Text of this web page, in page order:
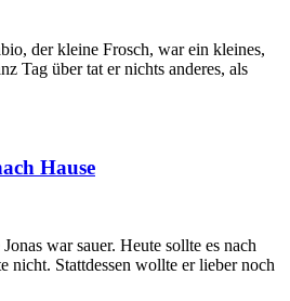
der kleine Frosch, war ein kleines,
Tag über tat er nichts anderes, als
Hause
war sauer. Heute sollte es nach
nicht. Stattdessen wollte er lieber noch